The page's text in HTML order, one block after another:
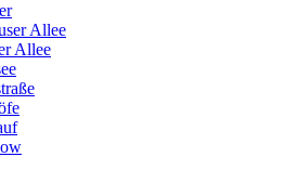
Allee
Allee